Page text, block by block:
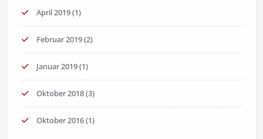
April 2019(1)
Februar 2019(2)
Januar 2019(1)
Oktober 2018(3)
Oktober 2016(1)